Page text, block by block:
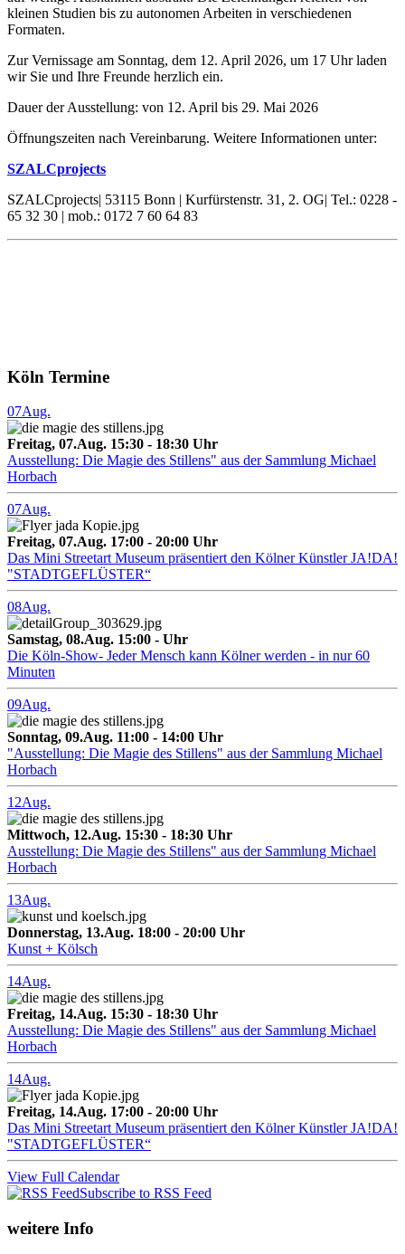
kleinen Studien bis zu autonomen Arbeiten in verschiedenen
Formaten.
Zur Vernissage am Sonntag, dem 12. April 2026, um 17 Uhr laden
wir Sie und Ihre Freunde herzlich ein.
Dauer der Ausstellung: von 12. April bis 29. Mai 2026
Öffnungszeiten nach Vereinbarung. Weitere Informationen unter:
SZALCprojects
SZALCprojects| 53115 Bonn | Kurfürstenstr. 31, 2. OG| Tel.: 0228 -
65 32 30 | mob.: 0172 7 60 64 83
Köln Termine
07Aug.
Freitag, 07.Aug. 15:30 - 18:30 Uhr
Ausstellung: Die Magie des Stillens" aus der Sammlung Michael
Horbach
07Aug.
Freitag, 07.Aug. 17:00 - 20:00 Uhr
Das Mini Streetart Museum präsentiert den Kölner Künstler JA!DA!
"STADTGEFLÜSTER“
08Aug.
Samstag, 08.Aug. 15:00 - Uhr
Die Köln-Show- Jeder Mensch kann Kölner werden - in nur 60
Minuten
09Aug.
Sonntag, 09.Aug. 11:00 - 14:00 Uhr
"Ausstellung: Die Magie des Stillens" aus der Sammlung Michael
Horbach
12Aug.
Mittwoch, 12.Aug. 15:30 - 18:30 Uhr
Ausstellung: Die Magie des Stillens" aus der Sammlung Michael
Horbach
13Aug.
Donnerstag, 13.Aug. 18:00 - 20:00 Uhr
Kunst + Kölsch
14Aug.
Freitag, 14.Aug. 15:30 - 18:30 Uhr
Ausstellung: Die Magie des Stillens" aus der Sammlung Michael
Horbach
14Aug.
Freitag, 14.Aug. 17:00 - 20:00 Uhr
Das Mini Streetart Museum präsentiert den Kölner Künstler JA!DA!
"STADTGEFLÜSTER“
View Full Calendar
Subscribe to RSS Feed
weitere Info